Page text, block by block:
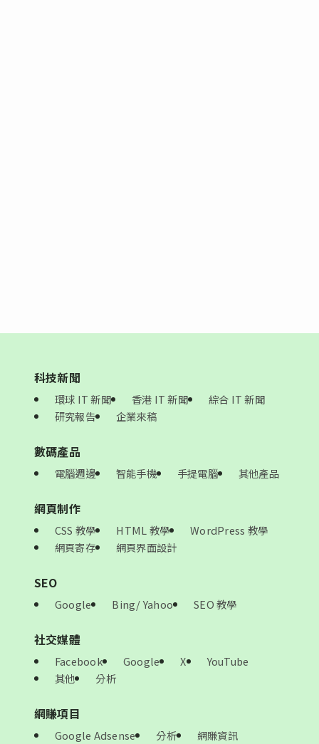
科技新聞
環球 IT 新聞 香港 IT 新聞
綜合 IT 新聞
研究報告
企業來稿
數碼產品
電腦週邊 智能手機 手提電腦 其他產品
網頁制作
CSS 教學 HTML 教學
WordPress 教學
網頁寄存
網頁界面設計
SEO
Google Bing/ Yahoo SEO 教學
社交媒體
Facebook Google X
YouTube
其他
分析
網賺項目
Google Adsense 分析 網賺資訊